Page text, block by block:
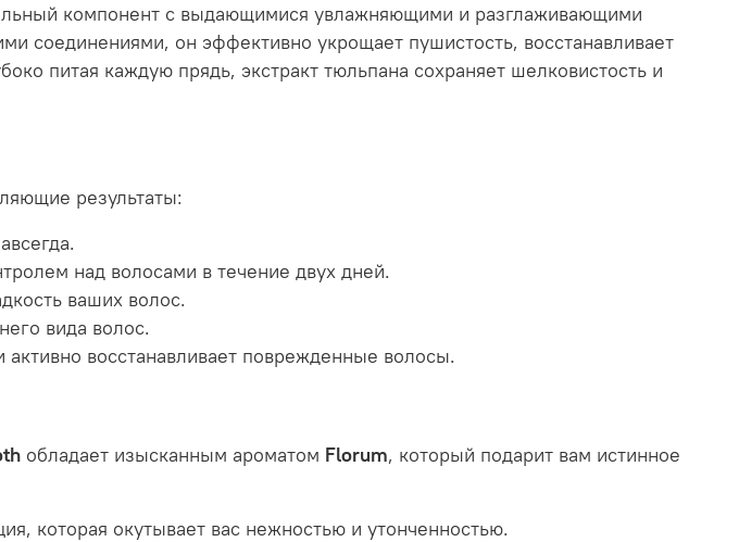
компонент с выдающимися увлажняющими и разглаживающими
соединениями, он эффективно укрощает пушистость, восстанавливает
питая каждую прядь, экстракт тюльпана сохраняет шелковистость и
результаты:
над волосами в течение двух дней.
ваших волос.
вида волос.
активно восстанавливает поврежденные волосы.
обладает изысканным ароматом Florum, который подарит вам истинное
которая окутывает вас нежностью и утонченностью.